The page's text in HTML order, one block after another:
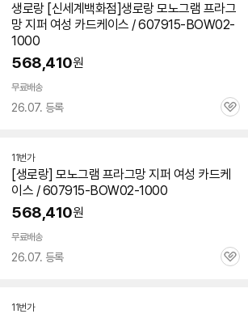
생로랑 [신세계백화점]생로랑 모노그램 프라그
망 지퍼 여성 카드케이스 / 607915-BOW02-
1000
568,410원
무료배송
26.07. 등록
관
11번가
[생로랑] 모노그램 프라그망 지퍼 여성 카드케
이스 / 607915-BOW02-1000
568,410원
무료배송
26.07. 등록
관
11번가